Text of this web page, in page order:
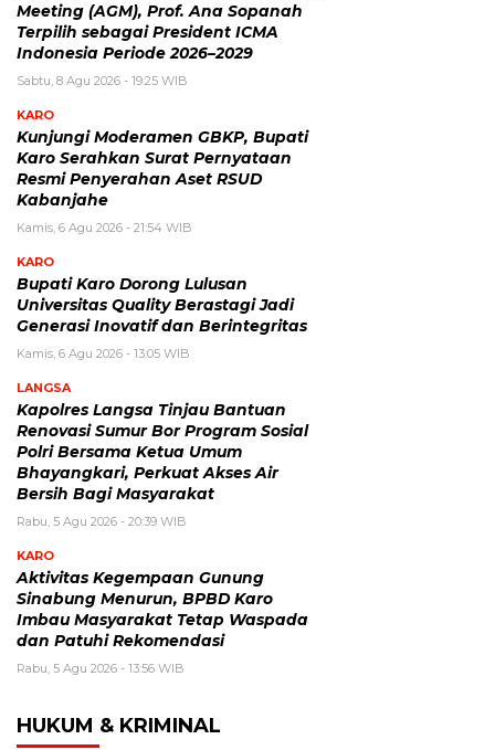
Meeting (AGM), Prof. Ana Sopanah
Terpilih sebagai President ICMA
Indonesia Periode 2026–2029
Sabtu, 8 Agu 2026 - 19:25 WIB
KARO
Kunjungi Moderamen GBKP, Bupati
Karo Serahkan Surat Pernyataan
Resmi Penyerahan Aset RSUD
Kabanjahe
Kamis, 6 Agu 2026 - 21:54 WIB
KARO
Bupati Karo Dorong Lulusan
Universitas Quality Berastagi Jadi
Generasi Inovatif dan Berintegritas
Kamis, 6 Agu 2026 - 13:05 WIB
LANGSA
Kapolres Langsa Tinjau Bantuan
Renovasi Sumur Bor Program Sosial
Polri Bersama Ketua Umum
Bhayangkari, Perkuat Akses Air
Bersih Bagi Masyarakat
Rabu, 5 Agu 2026 - 20:39 WIB
KARO
Aktivitas Kegempaan Gunung
Sinabung Menurun, BPBD Karo
Imbau Masyarakat Tetap Waspada
dan Patuhi Rekomendasi
Rabu, 5 Agu 2026 - 13:56 WIB
HUKUM & KRIMINAL